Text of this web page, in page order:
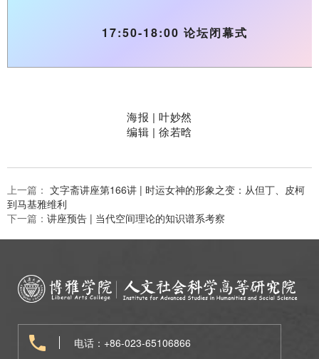
17:50-18:00 论坛闭幕式
海报 | 叶妙然
编辑 | 徐若晗
上一篇： 文字斋讲座第166讲 | 时运女神的形象之变：从但丁、皮柯
到马基雅维利
下一篇： 讲座预告 | 当代空间理论的知识谱系考察
电话：+86-023-65106866